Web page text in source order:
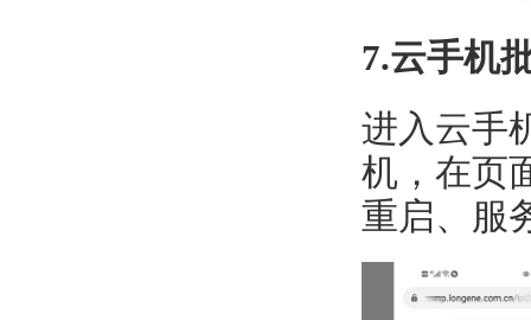
7.云手机
进入云手
机，在页
重启、服